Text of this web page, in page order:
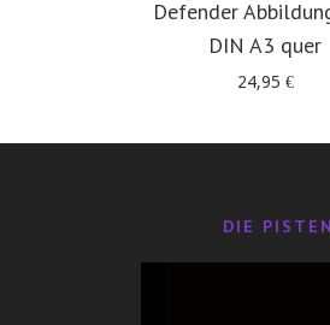
Defender
DIN A3 quer
24,95 €
DIE